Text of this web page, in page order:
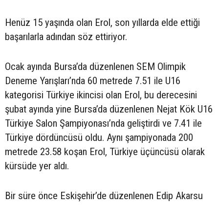
Henüz 15 yaşında olan Erol, son yıllarda elde ettiği
başarılarla adından söz ettiriyor.
Ocak ayında Bursa’da düzenlenen SEM Olimpik
Deneme Yarışları’nda 60 metrede 7.51 ile U16
kategorisi Türkiye ikincisi olan Erol, bu derecesini
şubat ayında yine Bursa’da düzenlenen Nejat Kök U16
Türkiye Salon Şampiyonası’nda geliştirdi ve 7.41 ile
Türkiye dördüncüsü oldu. Aynı şampiyonada 200
metrede 23.58 koşan Erol, Türkiye üçüncüsü olarak
kürsüde yer aldı.
Bir süre önce Eskişehir’de düzenlenen Edip Akarsu